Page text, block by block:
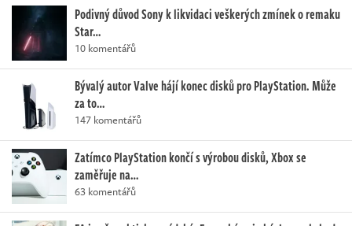
Podivný důvod Sony k likvidaci veškerých zmínek o remaku
Star…
10 komentářů
Bývalý autor Valve hájí konec disků pro PlayStation. Může
za to…
147 komentářů
Zatímco PlayStation končí s výrobou disků, Xbox se
zaměřuje na…
63 komentářů